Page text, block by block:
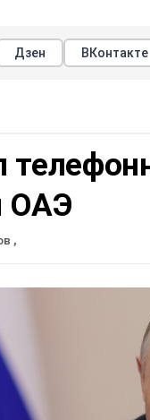
Дзен ВКонтакте
ОАЭ
,